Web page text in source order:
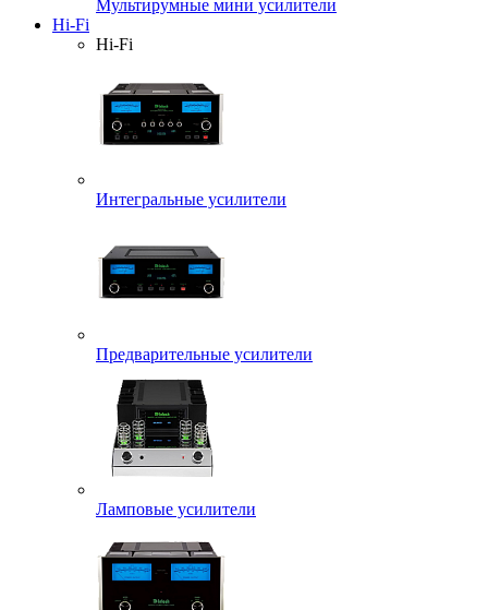
Мультирумные мини усилители
Hi-Fi
Hi-Fi
Интегральные усилители
Предварительные усилители
Ламповые усилители